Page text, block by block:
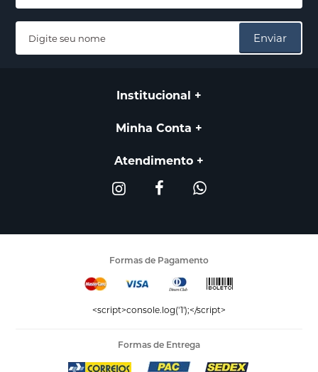
Enviar
Institucional
Minha Conta
Atendimento
Formas de Pagamento
<script>console.log('1');</script>
Formas de Entrega